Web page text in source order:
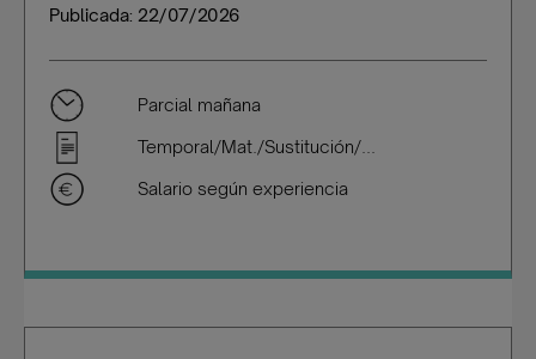
Publicada: 22/07/2026
Parcial mañana
Temporal/Mat./Sustitución/...
Salario según experiencia